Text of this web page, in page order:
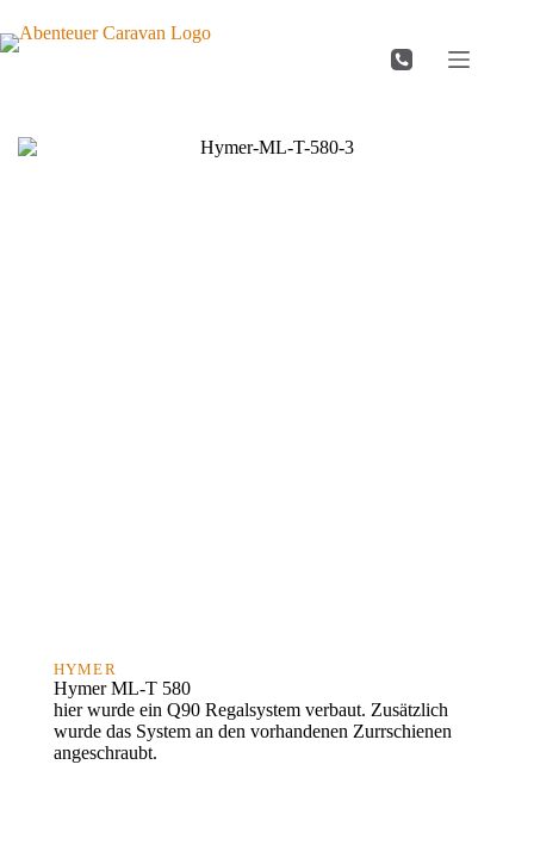
HYMER
Hymer ML-T 580
hier wurde ein Q90 Regalsystem verbaut. Zusätzlich
wurde das System an den vorhandenen Zurrschienen
angeschraubt.